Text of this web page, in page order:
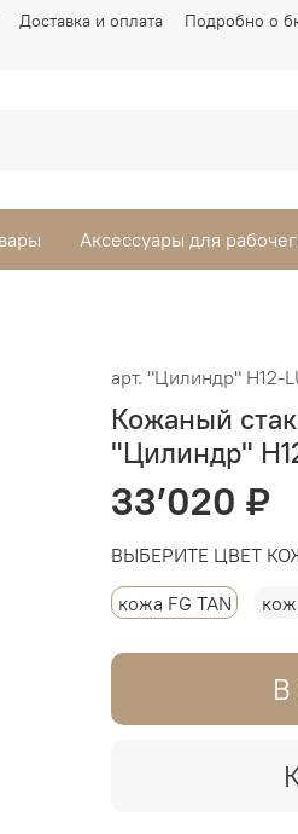
Доставка и оплата Подробно о
Аксессуары для
арт. "Цилиндр" Н12-
Кожаный
"Цилиндр"
33’020 ₽
В
ВЫБЕРИТЕ ЦВЕТ
кожа FG TAN